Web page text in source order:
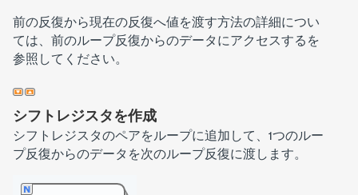
前の反復から現在の反復へ値を渡す方法の詳細につい
ては、 前のループ反復からのデータにアクセスするを
参照してください。
シフトレジスタを作成
シフトレジスタのペアをループに追加して、1つのルー
プ反復からのデータを次のループ反復に渡します。